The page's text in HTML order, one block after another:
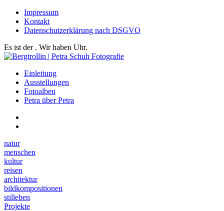
Impressum
Kontakt
Datenschutzerklärung nach DSGVO
Es ist der . Wir haben Uhr.
Einleitung
Ausstellungen
Fotoalben
Petra über Petra
natur
menschen
kultur
reisen
architektur
bildkompositionen
stilleben
Projekte